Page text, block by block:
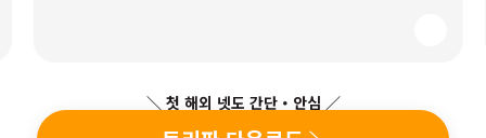
＼ 첫 해외 넷도 간단・안심 ／